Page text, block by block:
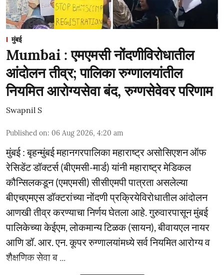
मुंबई
Mumbai : एमएमसी नोंदणीविरोधातील
आंदोलन तीव्र; पालिका रुग्णालयांतील
नियमित आरोग्यसेवा बंद, रुग्णसेवेवर परिणाम
Swapnil S
Published on: 06 Aug 2026, 4:20 am
मुंबई : बृहन्मुंबई महानगरपालिका महाराष्ट्र असोसिएशन ऑफ
रेसिडेंट डॉक्टर्स (बीएमसी-मार्ड) यांनी महाराष्ट्र मेडिकल
कौन्सिलकडून (एमएमसी) सीसीएमपी पात्रता असलेल्या
बीएचएमएस डॉक्टरांच्या नोंदणी प्रक्रियेविरोधातील आंदोलन
आणखी तीव्र करण्याचा निर्णय घेतला आहे. गुरुवारपासून मुंबई
पालिकेच्या केईएम, लोकमान्य टिळक (सायन), बीवायएल नायर
आणि डॉ. आर. एन. कूपर रुग्णालयांमध्ये सर्व नियमित आरोग्य व
शैक्षणिक सेवा ब ...